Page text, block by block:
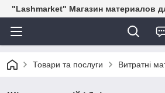
"Lashmarket" Магазин материалов
Товари та послуги Витратні